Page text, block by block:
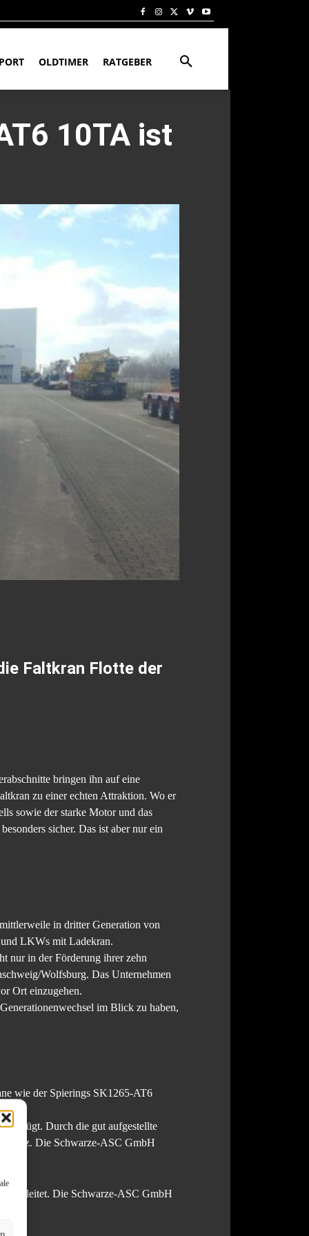
OLDTIMER RATGEBER
10TA ist
Faltkran Flotte der
bringen ihn auf eine
zu einer echten Attraktion. Wo er
sowie der starke Motor und das
sicher. Das ist aber nur ein
in dritter Generation von
LKWs mit Ladekran.
nur in der Förderung ihrer zehn
Wolfsburg. Das Unternehmen
Ort einzugehen.
im Blick zu haben,
wie der Spierings SK1265-AT6
verfügt. Durch die gut aufgestellte
Die Schwarze-ASC GmbH
geleitet. Die Schwarze-ASC GmbH